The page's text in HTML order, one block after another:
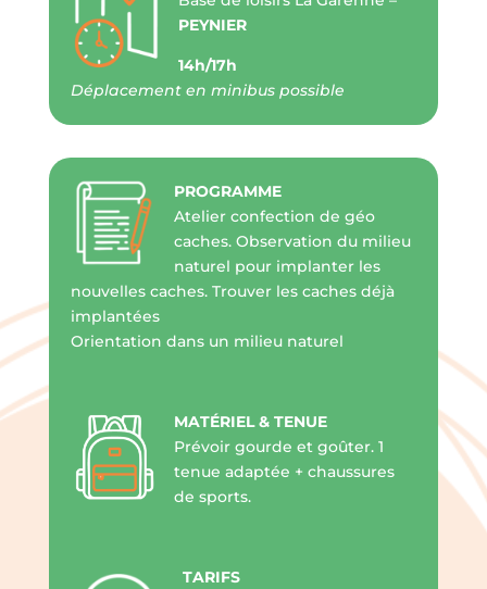
PEYNIER
14h/17h
Déplacement en minibus possible
PROGRAMME
Atelier confection de géo
caches. Observation du milieu
naturel pour implanter les
nouvelles caches. Trouver les caches déjà
implantées
Orientation dans un milieu naturel
MATÉRIEL & TENUE
Prévoir gourde et goûter. 1
tenue adaptée + chaussures
de sports.
TARIFS